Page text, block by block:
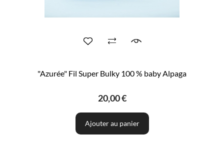
"Azurée" Fil Super Bulky 100 % baby Alpaga
20,00 €
Ajouter au panier